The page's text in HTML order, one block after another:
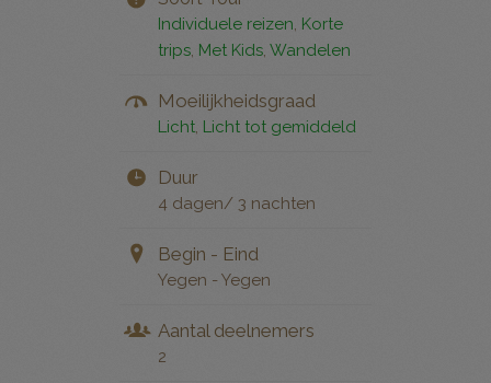
Individuele reizen, Korte
trips, Met Kids, Wandelen
Moeilijkheidsgraad
Licht, Licht tot gemiddeld
Duur
4 dagen/ 3 nachten
Begin - Eind
Yegen - Yegen
Aantal deelnemers
2